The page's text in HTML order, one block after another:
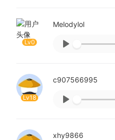
Lv0
Melodylol
Lv18
c907566995
xhy9866